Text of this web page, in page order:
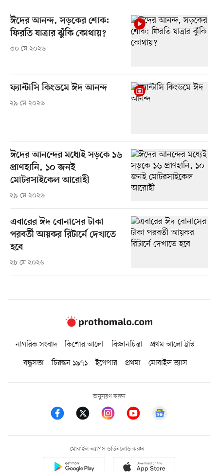
ঈদের আনন্দ, সড়কের শোক:
ফিরতি যাত্রার ঝুঁকি কোথায়?
৩০ মে ২০২৬
ফ্যান্টাসি কিংডমে ঈদ আনন্দ
২৯ মে ২০২৬
ঈদের আনন্দের মধ্যেই সড়কে ১৬
প্রাণহানি, ১০ জনই
মোটরসাইকেল আরোহী
২৯ মে ২০২৬
এবারের ঈদ বোনাসের টাকা
পরবর্তী আয়কর রিটার্নে দেখাতে
হবে
২৮ মে ২০২৬
নাগরিক সংবাদ কিশোর আলো বিজ্ঞানচিন্তা
প্রথম আলো ট্রাস্ট
বন্ধুসভা
চিরন্তন ১৯৭১ ইপেপার প্রথমা মোবাইল ভ্যাস
অনুসরণ করুন
মোবাইল অ্যাপস ডাউনলোড করুন